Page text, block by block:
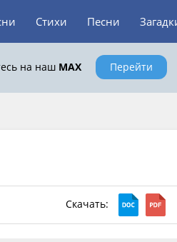
Стихи Песни
на наш MAX Перейти
Скачать: